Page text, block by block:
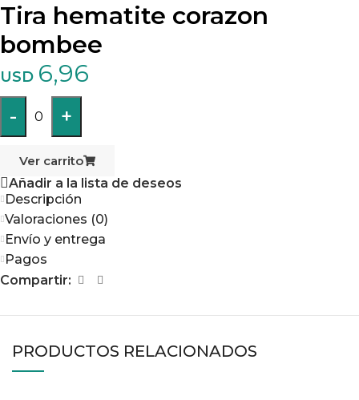
Tira hematite corazon
bombee
USD 6,96
- 0 +
Ver carrito
Añadir a la lista de deseos
Descripción
Valoraciones (0)
Envío y entrega
Pagos
Compartir:
PRODUCTOS RELACIONADOS